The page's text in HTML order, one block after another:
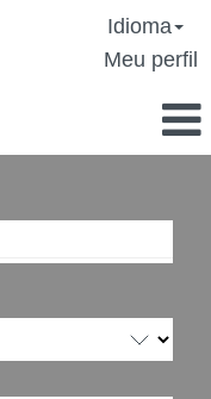
Idioma
Meu perfil